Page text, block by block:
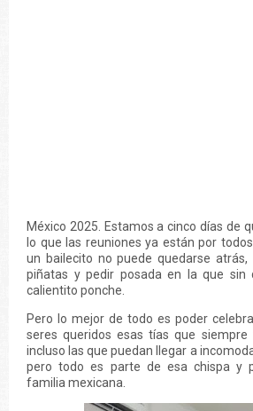
México 2025. Estamos a cinco días de
lo que las reuniones ya están por
un bailecito no puede quedarse
piñatas y pedir posada en la que sin
calientito ponche.
Pero lo mejor de todo es poder
seres queridos esas tías que
incluso las que puedan llegar a
pero todo es parte de esa chispa y
familia mexicana.